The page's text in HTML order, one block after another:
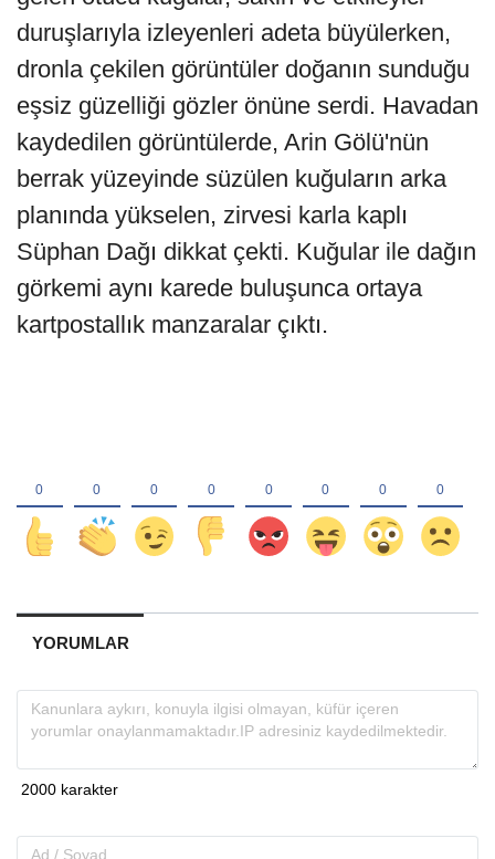
duruşlarıyla izleyenleri adeta büyülerken,
dronla çekilen görüntüler doğanın sunduğu
eşsiz güzelliği gözler önüne serdi. Havadan
kaydedilen görüntülerde, Arin Gölü'nün
berrak yüzeyinde süzülen kuğuların arka
planında yükselen, zirvesi karla kaplı
Süphan Dağı dikkat çekti. Kuğular ile dağın
görkemi aynı karede buluşunca ortaya
kartpostallık manzaralar çıktı.
YORUMLAR